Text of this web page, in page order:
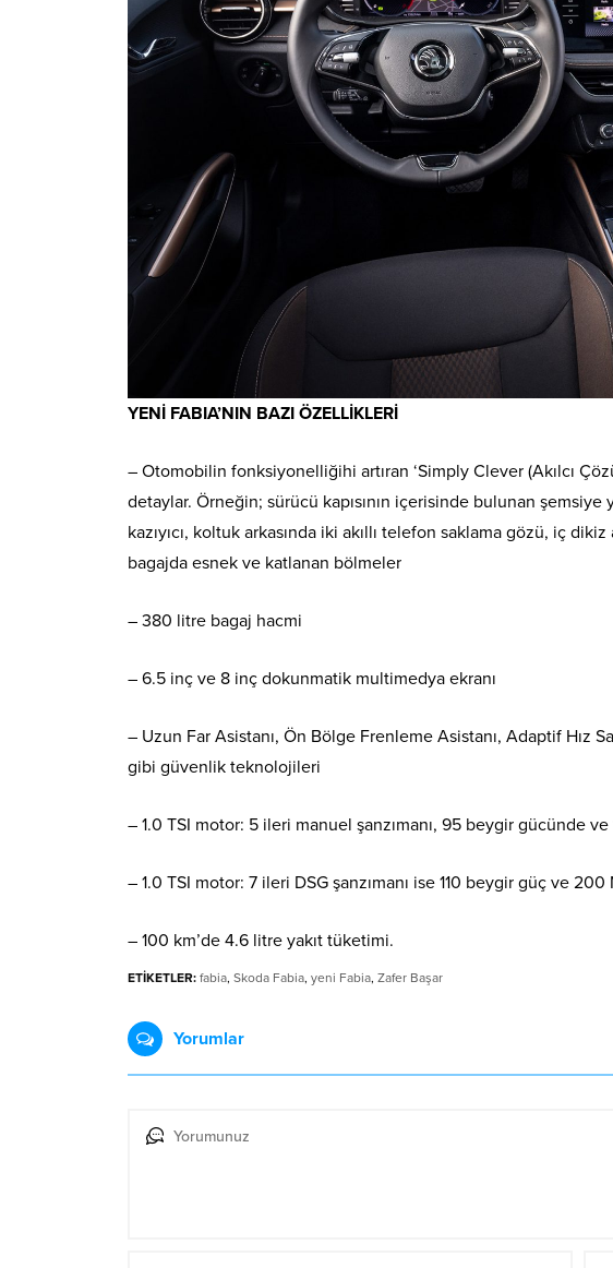
YENİ FABIA’NIN BAZI ÖZELLİKLERİ
– Otomobilin fonksiyonelliğihi artıran ‘Simply Clever (Akılcı
detaylar. Örneğin; sürücü kapısının içerisinde bulunan
kazıyıcı, koltuk arkasında iki akıllı telefon saklama gözü, iç
bagajda esnek ve katlanan bölmeler
– 380 litre bagaj hacmi
– 6.5 inç ve 8 inç dokunmatik multimedya ekranı
– Uzun Far Asistanı, Ön Bölge Frenleme Asistanı, Adaptif Hız
gibi güvenlik teknolojileri
– 1.0 TSI motor: 5 ileri manuel şanzımanı, 95 beygir gücünde
– 1.0 TSI motor: 7 ileri DSG şanzımanı ise 110 beygir güç ve
– 100 km’de 4.6 litre yakıt tüketimi.
ETİKETLER: fabia, Skoda Fabia, yeni Fabia, Zafer Başar
Yorumlar